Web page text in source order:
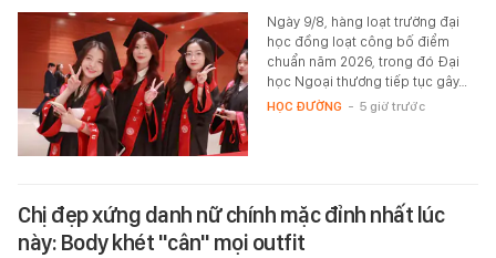
Ngày 9/8, hàng loạt trường đại
học đồng loạt công bố điểm
chuẩn năm 2026, trong đó Đại
học Ngoại thương tiếp tục gây…
HỌC ĐƯỜNG - 5 giờ trước
Chị đẹp xứng danh nữ chính mặc đỉnh nhất lúc
này: Body khét "cân" mọi outfit